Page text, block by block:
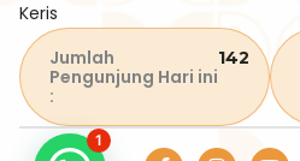
Keris
Jumlah
Pengunjung Hari ini
:
142
1